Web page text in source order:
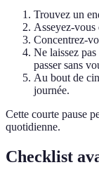
Trouvez un
Asseyez-
Concentrez-
Ne laissez
passer sans
Au bout de
journée.
Cette courte pause
quotidienne.
Checklist